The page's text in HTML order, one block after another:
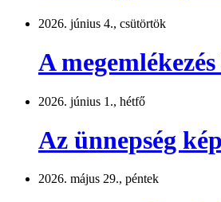
2026. június 4., csütörtök
A
2026. június 1., hétfő
Az ünnepség
2026. május 29., péntek